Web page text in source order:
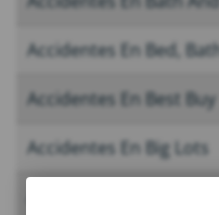
Accidentes En Bed,
Accidentes En Best Buy
Accidentes En Big Lots